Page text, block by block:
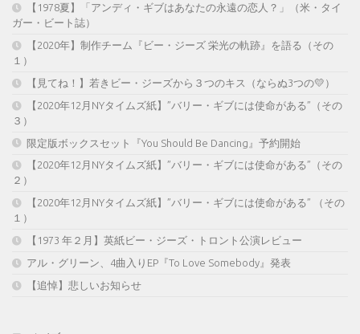
【1978夏】「アンディ・ギブはあなたの永遠の恋人？」（米・タイ
ガー・ビート誌）
【2020年】制作チーム『ビー・ジーズ 栄光の軌跡』を語る（その
１）
【見てね！】若きビー・ジーズから３つのキス（ならぬ3つの💛）
【2020年12月NYタイムズ紙】”バリー・ギブには使命がある”（その
３）
限定版ボックスセット『You Should Be Dancing』予約開始
【2020年12月NYタイムズ紙】”バリー・ギブには使命がある”（その
２）
【2020年12月NYタイムズ紙】”バリー・ギブには使命がある” （その
１）
【1973 年２月】英紙ビー・ジーズ・トロント公演レビュー
アル・グリーン、4曲入りEP『To Love Somebody』発表
【追悼】悲しいお知らせ